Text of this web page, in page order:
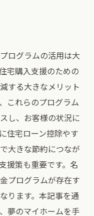
ログラムの活用は大
宅購入支援のための
する大きなメリット
これらのプログラム
し、お客様の状況に
住宅ローン控除やす
大きな節約につなが
援策も重要です。名
プログラムが存在す
ります。本記事を通
夢のマイホームを手